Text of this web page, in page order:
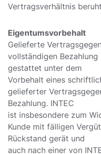
Vertragsverhältnis
Eigentumsvorbehalt
Gelieferte
vollständigen Bezahlung
gestattet unter dem
Vorbehalt eines
gelieferter
Bezahlung. INTEC
ist insbesondere zum
Kunde mit fälligen
Rückstand gerät und
auch nach einer von